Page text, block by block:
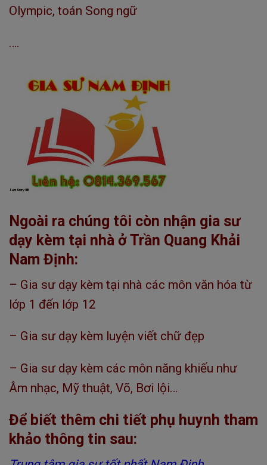
Olympic, toán Song ngữ
….
Ngoài ra chúng tôi còn nhận gia sư
dạy kèm tại nhà ở Trần Quang Khải
Nam Định:
– Gia sư dạy kèm tại nhà các môn văn hóa từ
lớp 1 đến lớp 12
– Gia sư dạy kèm luyện viết chữ đẹp
– Gia sư dạy kèm các môn năng khiếu như
Âm nhạc, Mỹ thuật, Võ, Bơi lội…
Để biết thêm chi tiết phụ huynh tham
khảo thông tin sau: